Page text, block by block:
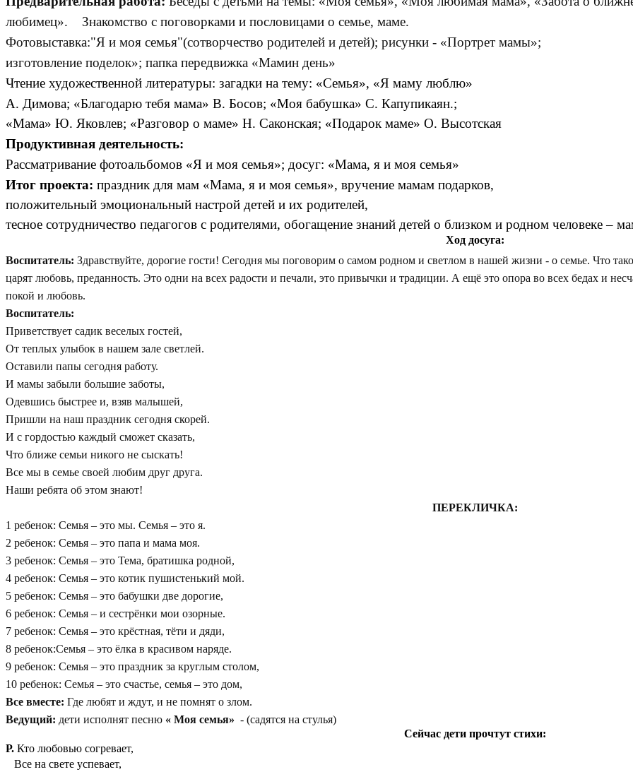
любимец». Знакомство с поговорками и пословицами о семье, маме.
Фотовыставка:"Я и моя семья"(сотворчество родителей и детей); рисунки - «Портрет мамы»;
изготовление поделок»; папка передвижка «Мамин день»
Чтение художественной литературы: загадки на тему: «Семья», «Я маму люблю»
А. Димова; «Благодарю тебя мама» В. Босов; «Моя бабушка» С. Капупикаян.;
«Мама» Ю. Яковлев; «Разговор о маме» Н. Саконская; «Подарок маме» О. Высотская
Продуктивная деятельность:
Рассматривание фотоальбомов «Я и моя семья»; досуг: «Мама, я и моя семья»
Итог проекта: праздник для мам «Мама, я и моя семья», вручение мамам подарков,
положительный эмоциональный настрой детей и их родителей,
тесное сотрудничество педагогов с родителями, обогащение знаний детей о близком и родном человеке –
Ход досуга:
Воспитатель: Здравствуйте, дорогие гости! Сегодня мы поговорим о самом родном и светлом в нашей жизни - о семье. Что
царят любовь, преданность. Это одни на всех радости и печали, это привычки и традиции. А ещё это опора во всех бедах и
покой и любовь.
Воспитатель:
Приветствует садик веселых гостей,
От теплых улыбок в нашем зале светлей.
Оставили папы сегодня работу.
И мамы забыли большие заботы,
Одевшись быстрее и, взяв малышей,
Пришли на наш праздник сегодня скорей.
И с гордостью каждый сможет сказать,
Что ближе семьи никого не сыскать!
Все мы в семье своей любим друг друга.
Наши ребята об этом знают!
ПЕРЕКЛИЧКА:
1 ребенок: Семья – это мы. Семья – это я.
2 ребенок: Семья – это папа и мама моя.
3 ребенок: Семья – это Тема, братишка родной,
4 ребенок: Семья – это котик пушистенький мой.
5 ребенок: Семья – это бабушки две дорогие,
6 ребенок: Семья – и сестрёнки мои озорные.
7 ребенок: Семья – это крёстная, тёти и дяди,
8 ребенок:Семья – это ёлка в красивом наряде.
9 ребенок: Семья – это праздник за круглым столом,
10 ребенок: Семья – это счастье, семья – это дом,
Все вместе: Где любят и ждут, и не помнят о злом.
Ведущий: дети исполнят песню « Моя семья» - (садятся на стулья)
Сейчас дети прочтут стихи:
Р. Кто любовью согревает,
Все на свете успевает,